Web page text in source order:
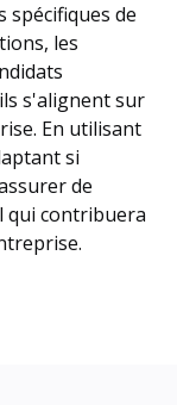
spécifiques de
les
s'alignent sur
En utilisant
si
de
qui contribuera